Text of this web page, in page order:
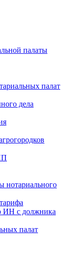
палаты
палат
дела
нотариального
ИН с должника
палат